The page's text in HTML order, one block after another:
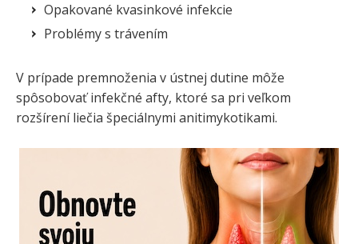
Opakované kvasinkové infekcie
Problémy s trávením
V prípade premnoženia v ústnej dutine môže
spôsobovať infekčné afty, ktoré sa pri veľkom
rozšírení liečia špeciálnymi anitimykotikami.